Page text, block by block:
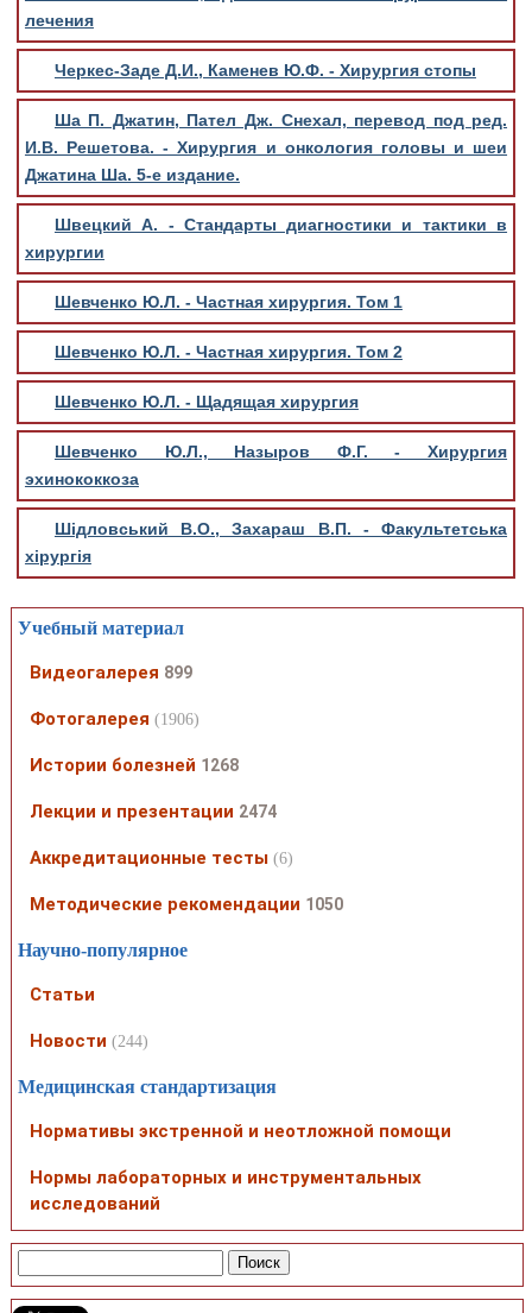
лечения
Черкес-Заде Д.И., Каменев Ю.Ф. - Хирургия стопы
Ша П. Джатин, Пател Дж. Снехал, перевод под ред.
И.В. Решетова. - Хирургия и онкология головы и шеи
Джатина Ша. 5-е издание.
Швецкий А. - Стандарты диагностики и тактики в
хирургии
Шевченко Ю.Л. - Частная хирургия. Том 1
Шевченко Ю.Л. - Частная хирургия. Том 2
Шевченко Ю.Л. - Щадящая хирургия
Шевченко Ю.Л., Назыров Ф.Г. - Хирургия
эхинококкоза
Шідловський В.О., Захараш В.П. - Факультетська
хірургія
Учебный материал
Видеогалерея 899
Фотогалерея (1906)
Истории болезней 1268
Лекции и презентации 2474
Аккредитационные тесты (6)
Методические рекомендации 1050
Научно-популярное
Статьи
Новости (244)
Медицинская стандартизация
Нормативы экстренной и неотложной помощи
Нормы лабораторных и инструментальных
исследований